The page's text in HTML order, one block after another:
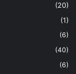
(20)
(1)
(6)
(40)
(6)